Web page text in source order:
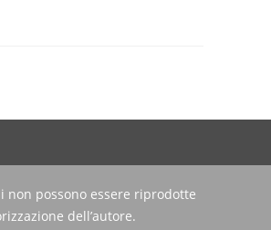
non possono essere riprodotte
dell’autore.